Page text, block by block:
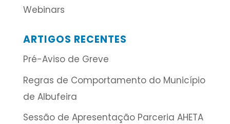
Webinars
ARTIGOS RECENTES
Pré-Aviso de Greve
Regras de Comportamento do Município
de Albufeira
Sessão de Apresentação Parceria AHETA